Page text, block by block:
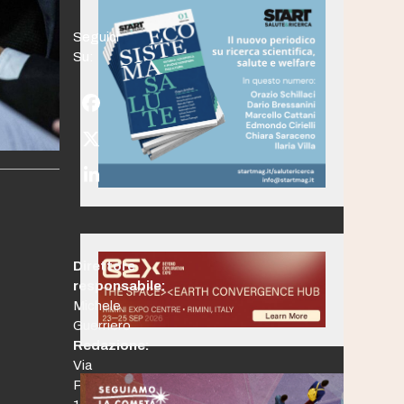
Seguici
Su:
Facebook
Twitter
(deprecated)
LinkedIn
Direttore
responsabile:
Michele
Guerriero
Redazione:
Via
Po,